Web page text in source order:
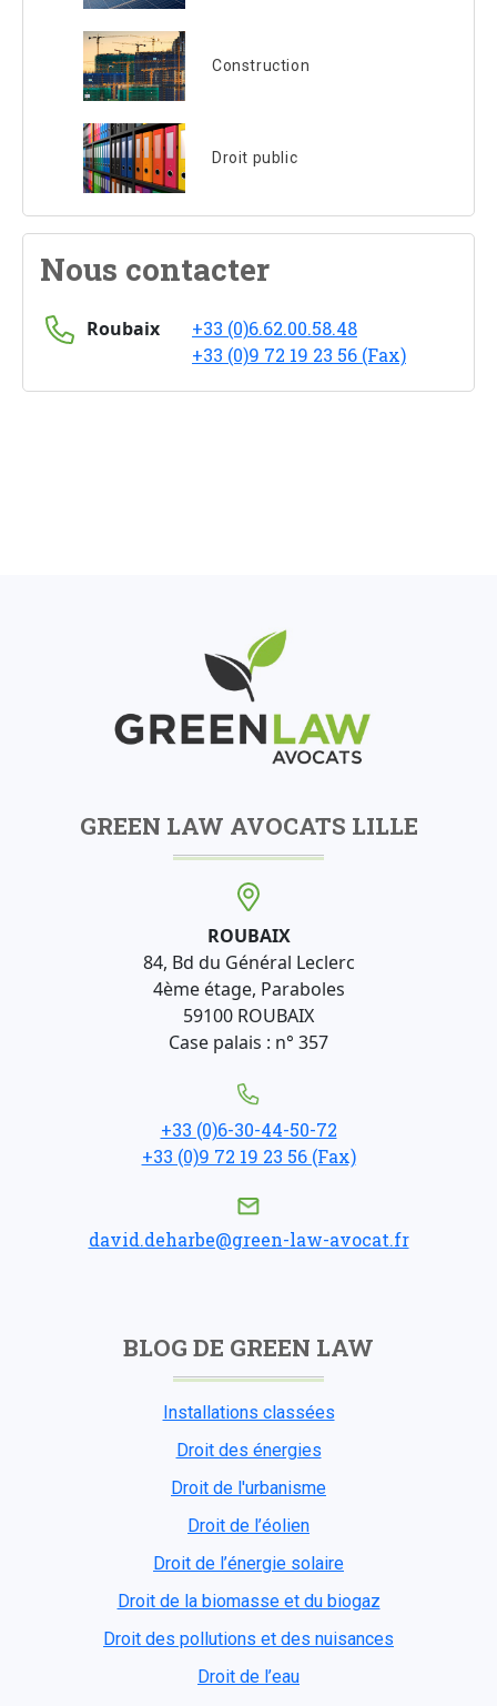
Construction
Droit public
Nous contacter
Roubaix
+33 (0)6.62.00.58.48
+33 (0)9 72 19 23 56 (Fax)
GREEN LAW AVOCATS LILLE
ROUBAIX
84, Bd du Général Leclerc
4ème étage, Paraboles
59100 ROUBAIX
Case palais : n° 357
+33 (0)6-30-44-50-72
+33 (0)9 72 19 23 56 (Fax)
david.deharbe@green-law-avocat.fr
BLOG DE GREEN LAW
Installations classées
Droit des énergies
Droit de l'urbanisme
Droit de l’éolien
Droit de l’énergie solaire
Droit de la biomasse et du biogaz
Droit des pollutions et des nuisances
Droit de l’eau